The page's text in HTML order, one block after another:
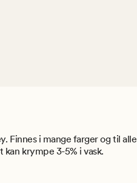
Finnes i mange farger og til alle
krympe 3-5% i vask.